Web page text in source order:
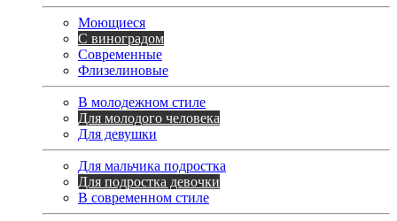
Моющиеся
С виноградом
Современные
Флизелиновые
В молодежном стиле
Для молодого человека
Для девушки
Для мальчика подростка
Для подростка девочки
В современном стиле